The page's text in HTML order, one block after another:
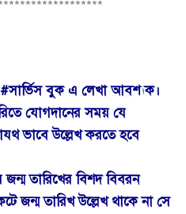
#সার্ভিস বুক এ লেখা আবশ্যক।
যোগদানের সময় যে
ভাবে উল্লেখ করতে হবে
জন্ম তারিখের বিশদ বিবরন
জন্ম তারিখ উল্লেখ থাকে না সে